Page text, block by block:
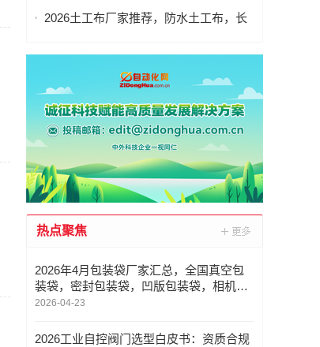
工智能全球治理高级别会议开幕式并发
2026土工布厂家推荐，防水土工布，长
反滤土工布厂家优选指南！
热点聚焦
2026年4月包装袋厂家汇总，全国真空包
装袋，密封包装袋，凹版包装袋，相机包
装袋重点企业官方联系方式与采购指南
2026-04-23
2026工业自控阀门选型白皮书：资质合规